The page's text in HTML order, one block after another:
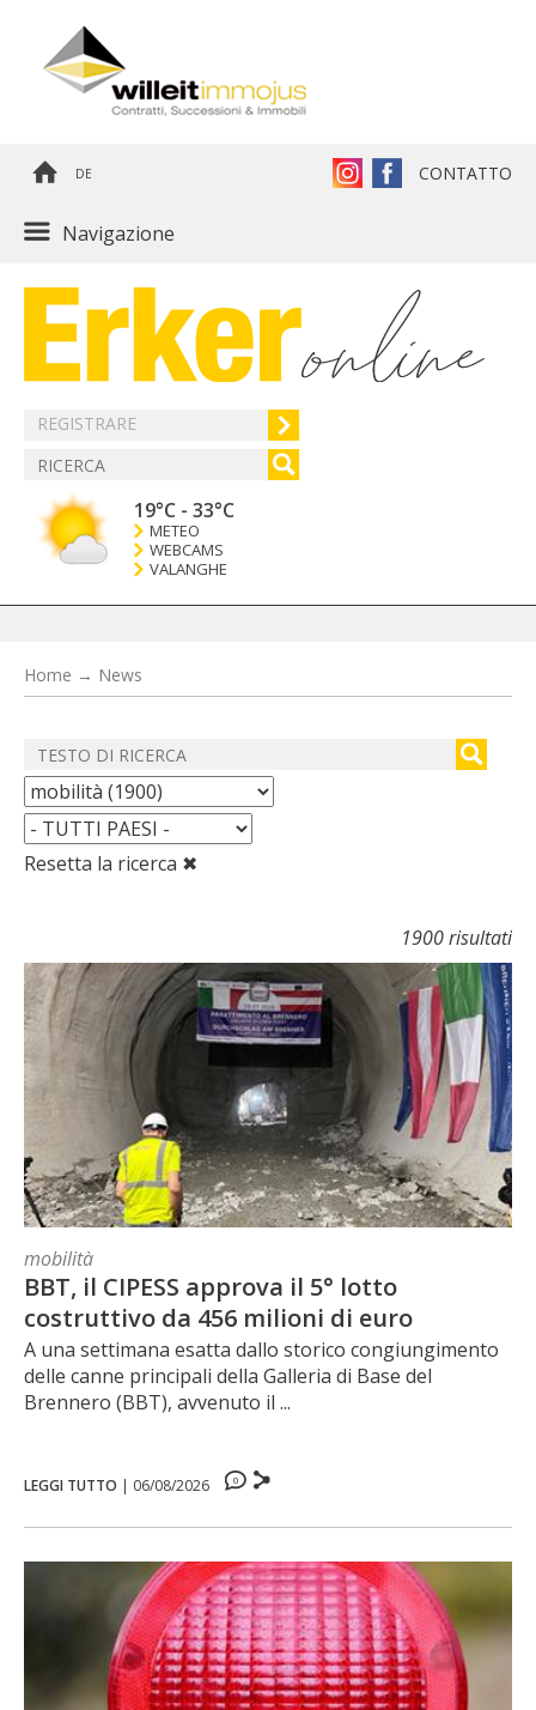
DE CONTATTO
Navigazione
REGISTRARE
19°C - 33°C
METEO
WEBCAMS
VALANGHE
Home → News
Resetta la ricerca ✖
1900 risultati
mobilità
BBT, il CIPESS approva il 5° lotto
costruttivo da 456 milioni di euro
A una settimana esatta dallo storico congiungimento
delle canne principali della Galleria di Base del
Brennero (BBT), avvenuto il ...
LEGGI TUTTO 06/08/2026 0